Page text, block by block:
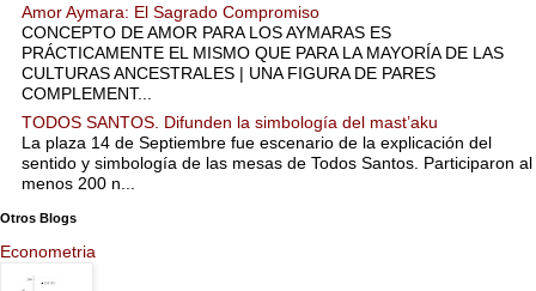
Amor Aymara: El Sagrado Compromiso
CONCEPTO DE AMOR PARA LOS AYMARAS ES
PRÁCTICAMENTE EL MISMO QUE PARA LA MAYORÍA DE LAS
CULTURAS ANCESTRALES | UNA FIGURA DE PARES
COMPLEMENT...
TODOS SANTOS. Difunden la simbología del mast’aku
La plaza 14 de Septiembre fue escenario de la explicación del
sentido y simbología de las mesas de Todos Santos. Participaron al
menos 200 n...
Otros Blogs
Econometria